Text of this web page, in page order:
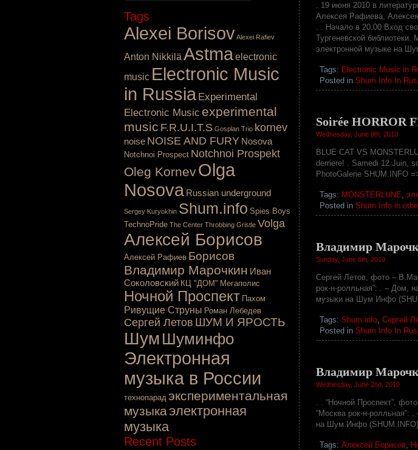
. 19 июня 2010 в
Алексея Рафиева,
. . Начало в 20.00 Вход
Тургеневской
электронной музыке на
Tags: Electronic Music in
Posted in Shum Info In
Soirée HORROR
Wednesday, June 9th, 2010
BLUE CAT VS
derriere! . Samedi 12 Juin,
PhotoGalerie SHUM.INFO
Tags: MONSTERLUNE,
Posted in Shum Info in
Владимир
Sunday, June 6th, 2010
Сергей Летов, фото –
рок-н-ролльная”: . – Дом,
музыки на Шум Инфо
Tags: Shum.info, Сергей
Posted in Shum Info In
Владимир
Wednesday, June 2nd, 2010
. . “Ночной Проспект”,
“Москва рок-н-ролльная”:
на Шум.Инфо
Tags: Алексей Борисов,
Tags
Alexei BorisovAlexei Rafiev
Anton Nikkilä Astmaelectronic
music Electronic Music
in Russia Experimental
Electronic Music experimental
music F.R.U.I.T.S Gosplan Trio kornev
noise NOISE AND FURY Nosova
Notchnoi Prospect Notchnoi Prospekt
Oleg KornevOlga
Nosova Russian underground
Sergey Kuryokhin Shum.info Spies Boys
TechnoPride The Center Throbbing Gristle Volga
Алексей Борисов
Алексей Рафиев Борисов
Владимир Марочкин Иван
Соколовский КЦ "ДОМ" Мегаполис
Ночной Проспект Пахом
Ривущие Струны Роман Лебедев
Сергей Летов ШУМ И ЯРОСТЬ
Шум Шуминфо
Электронная
музыка в России
технопарад экспериментальная
музыкаэлектронная
музыка
Recent Posts